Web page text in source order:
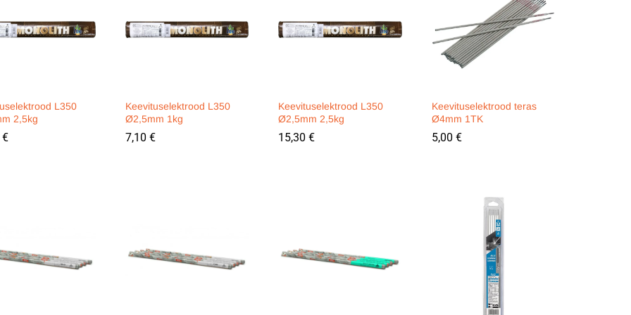
L350
2,5kg
€
€
Keevituselektrood L350
Ø2,5mm 1kg
7,10 €
7,10 €
Keevituselektrood L350
Ø2,5mm 2,5kg
15,30 €
15,30 €
Keevituselektrood teras
Ø4mm 1TK
5,00 €
5,00 €